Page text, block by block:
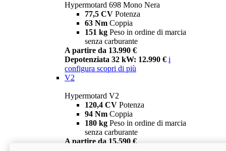
Hypermotard 698 Mono Nera
77,5 CV Potenza
63 Nm Coppia
151 kg Peso in ordine di marcia
senza carburante
A partire da 13.990 €
Depotenziata 32 kW: 12.990 € i
configura scopri di più
V2
Hypermotard V2
120,4 CV Potenza
94 Nm Coppia
180 kg Peso in ordine di marcia
senza carburante
A partire da 15.590 €